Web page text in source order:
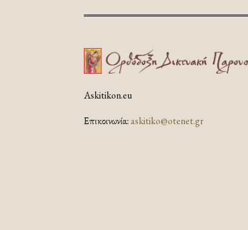
Askitikon.eu
Επικοινωνία:askitiko@otenet.gr